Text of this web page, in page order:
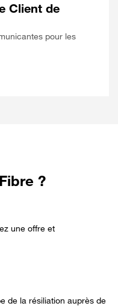
Client de
pour les
?
une offre et
de la résiliation auprès de